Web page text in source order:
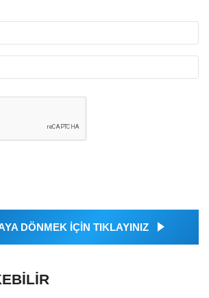
DÖNMEK İÇİN TIKLAYINIZ